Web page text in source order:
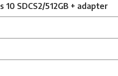
10 SDCS2/512GB + adapter